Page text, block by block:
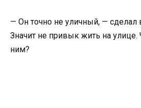
— Он точно не уличный, — сделал
Значит не привык жить на улице.
ним?